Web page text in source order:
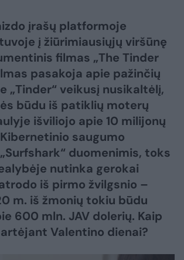
įrašų platformoje
į žiūrimiausiųjų viršūnę
filmas „The Tinder
pasakoja apie pažinčių
„Tinder“ veikusį nusikaltėlį,
būdu iš patiklių moterų
išviliojo apie 10 milijonų
saugumo
duomenimis, toks
nutinka gerokai
iš pirmo žvilgsnio –
m. iš žmonių tokiu būdu
600 mln. JAV dolerių. Kaip
Valentino dienai?